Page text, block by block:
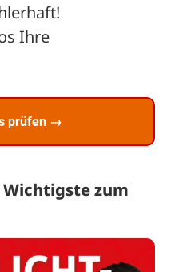
Ihre
prüfen →
zum